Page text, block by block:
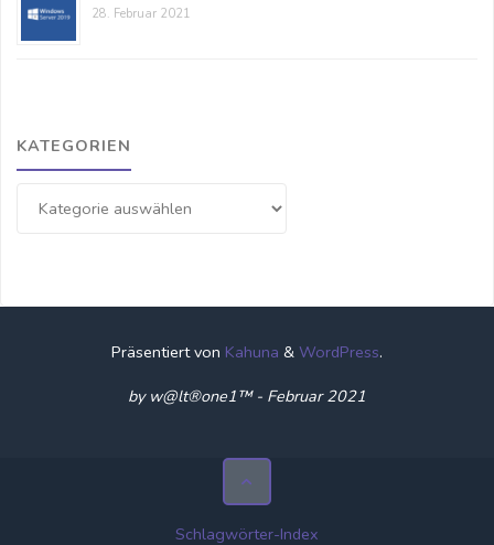
28. Februar 2021
KATEGORIEN
Präsentiert von Kahuna & WordPress.
by w@lt®one1™ - Februar 2021
Schlagwörter-Index